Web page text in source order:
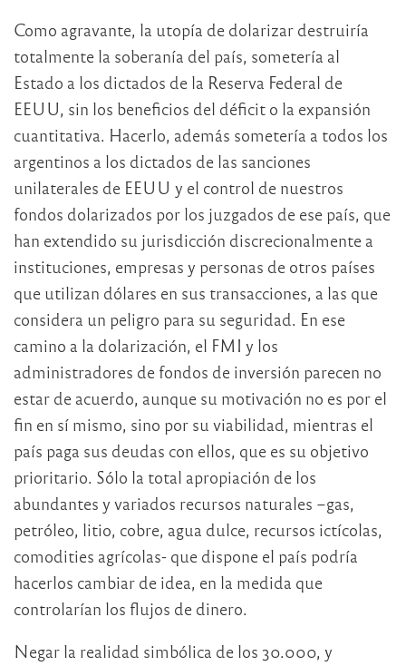
Como agravante, la utopía de dolarizar destruiría
totalmente la soberanía del país, sometería al
Estado a los dictados de la Reserva Federal de
EEUU, sin los beneficios del déficit o la expansión
cuantitativa. Hacerlo, además sometería a todos los
argentinos a los dictados de las sanciones
unilaterales de EEUU y el control de nuestros
fondos dolarizados por los juzgados de ese país, que
han extendido su jurisdicción discrecionalmente a
instituciones, empresas y personas de otros países
que utilizan dólares en sus transacciones, a las que
considera un peligro para su seguridad. En ese
camino a la dolarización, el FMI y los
administradores de fondos de inversión parecen no
estar de acuerdo, aunque su motivación no es por el
fin en sí mismo, sino por su viabilidad, mientras el
país paga sus deudas con ellos, que es su objetivo
prioritario. Sólo la total apropiación de los
abundantes y variados recursos naturales –gas,
petróleo, litio, cobre, agua dulce, recursos ictícolas,
comodities agrícolas- que dispone el país podría
hacerlos cambiar de idea, en la medida que
controlarían los flujos de dinero.
Negar la realidad simbólica de los 30.000, y